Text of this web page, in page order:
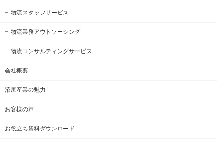
物流スタッフサービス
物流業務アウトソーシング
物流コンサルティングサービス
会社概要
沼尻産業の魅力
お客様の声
お役立ち資料ダウンロード